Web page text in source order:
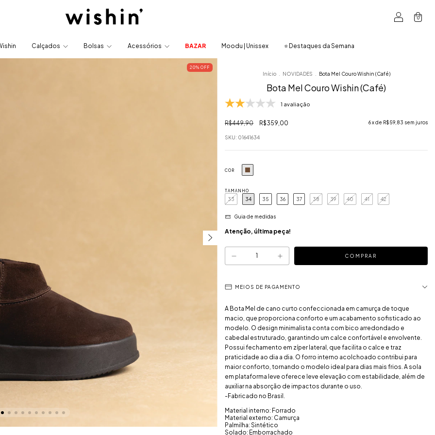
0
Calçados Bolsas Acessórios BAZAR Moodu | Unissex ⭐ Destaques da Semana
20% OFF
Início NOVIDADES Bota Mel Couro Wishin (Café)
Bota Mel Couro Wishin (Café)
1 avaliação
R$449,90 R$359,00 6x de R$59,83 sem juros
SKU: 01641634
COR
TAMANHO
33 34 35 36 37 38 39 40 41 42
Guia de medidas
Atenção, última peça!
MEIOS DE PAGAMENTO
A Bota Mel de cano curto confeccionada em camurça de toque
macio, que proporciona conforto e um acabamento sofisticado ao
modelo. O design minimalista conta com bico arredondado e
cabedal estruturado, garantindo um calce confortável e envolvente.
Possui fechamento em zíper lateral, que facilita o calce e traz
praticidade ao dia a dia. O forro interno acolchoado contribui para
maior conforto, tornando o modelo ideal para dias mais frios. A sola
em plataforma leve oferece leve elevação com estabilidade, além de
auxiliar na absorção de impactos durante o uso.
-Fabricado no Brasil.
Material interno: Forrado
Material externo: Camurça
Palmilha: Sintético
Solado: Emborrachado